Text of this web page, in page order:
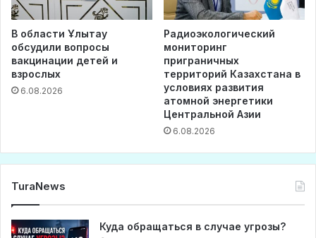
В области Ұлытау
обсудили вопросы
вакцинации детей и
взрослых
6.08.2026
Радиоэкологический
мониторинг
приграничных
территорий Казахстана в
условиях развития
атомной энергетики
Центральной Азии
6.08.2026
TuraNews
Куда обращаться в случае угрозы?